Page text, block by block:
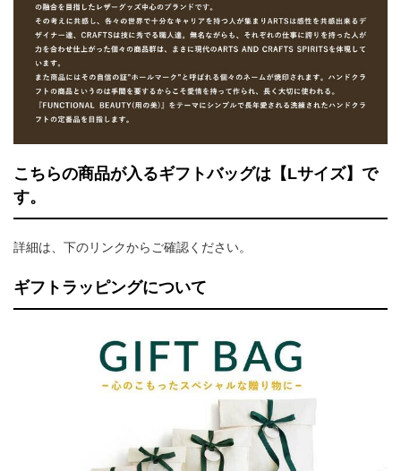
こちらの商品が入るギフトバッグは【Lサイズ】で
す。
詳細は、下のリンクからご確認ください。
ギフトラッピングについて